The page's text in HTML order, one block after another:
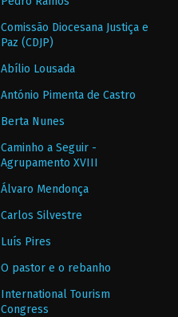
Comissão Diocesana Justiça e
Paz (CDJP)
Abílio Lousada
António Pimenta de Castro
Berta Nunes
Caminho a Seguir -
Agrupamento XVIII
Álvaro Mendonça
Carlos Silvestre
Luís Pires
O pastor e o rebanho
International Tourism
Congress